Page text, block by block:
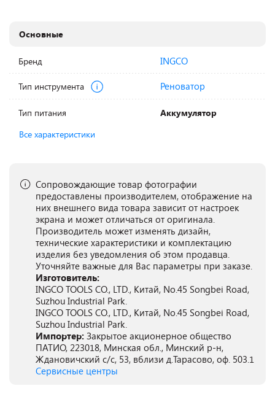
Основные
Бренд INGCO
Тип инструмента Реноватор
Тип питания
Аккумулятор
Все характеристики
Сопровождающие товар фотографии
предоставлены производителем, отображение на
них внешнего вида товара зависит от настроек
экрана и может отличаться от оригинала.
Производитель может изменять дизайн,
технические характеристики и комплектацию
изделия без уведомления об этом продавца.
Уточняйте важные для Вас параметры при заказе.
Изготовитель:
INGCO TOOLS CO., LTD., Китай, No.45 Songbei Road,
Suzhou Industrial Park.
INGCO TOOLS CO., LTD., Китай, No.45 Songbei Road,
Suzhou Industrial Park.
Импортер: Закрытое акционерное общество
ПАТИО, 223018, Минская обл., Минский р-н,
Ждановичский с/с, 53, вблизи д.Тарасово, оф. 503.1
Сервисные центры